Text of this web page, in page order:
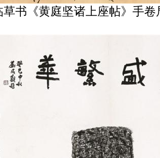
草书《黄庭坚诸上座帖》手卷